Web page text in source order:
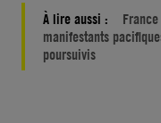
À lire aussi :
manifestants
poursuivis